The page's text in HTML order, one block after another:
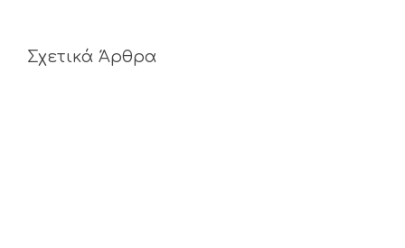
Σχετικά Άρθρα